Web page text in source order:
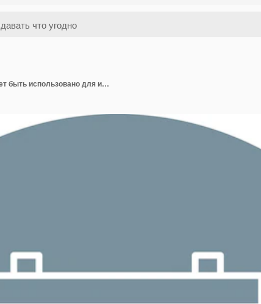
Векторное изображение значка скамейки может быть использовано для интерьера